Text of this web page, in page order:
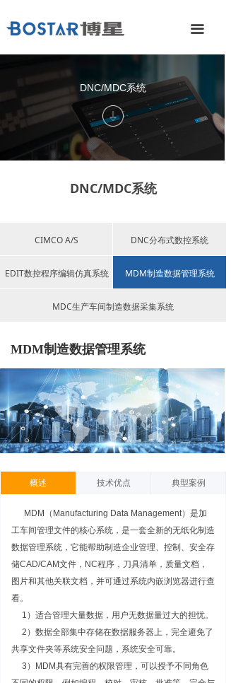
끀
MES制造执行系统
客户案例
DNC/MDC系统
CIMCO A/S DNC分布式数控系统
DNC/MDC系统
EDIT数控程序编辑仿真系统 MDM制造数据管理系统
MDC生产车间制造数据采集系统
MDM制造数据管理系统
概述 技术优点 典型案例
MDM（Manufacturing Data Management）是加
工车间管理文件的核心系统，是一套全新的无纸化制造
数据管理系统，它能帮助制造企业管理、控制、安全存
储CAD/CAM文件，NC程序，刀具清单，质量文档，
图片和其他关联文档，并可通过系统内嵌浏览器进行查
看。
1）适合管理大量数据，用户无数据量过大的担忧。
2）数据全部集中存储在数据服务器上，完全避免了
共享文件夹等系统安全问题，系统安全可靠。
3）MDM具有完善的权限管理，可以授予不同角色